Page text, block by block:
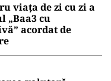
viața de zi cu zi a
cu
acordat de